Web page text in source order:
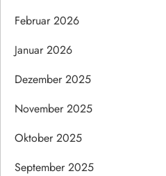
Februar 2026
Januar 2026
Dezember 2025
November 2025
Oktober 2025
September 2025